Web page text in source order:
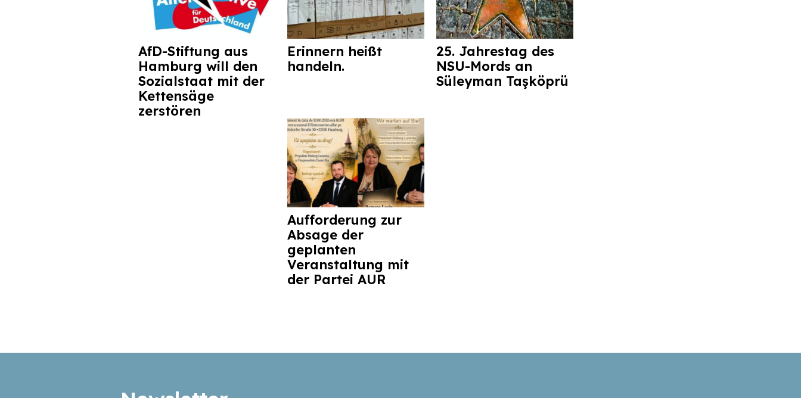
AfD-Stiftung aus
Hamburg will den
Sozialstaat mit der
Kettensäge
zerstören
Erinnern heißt
handeln.
25. Jahrestag des
NSU-Mords an
Süleyman Taşköprü
Aufforderung zur
Absage der
geplanten
Veranstaltung mit
der Partei AUR